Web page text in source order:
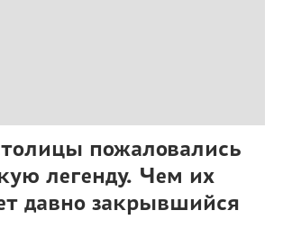
пожаловались
легенду. Чем их
давно закрывшийся